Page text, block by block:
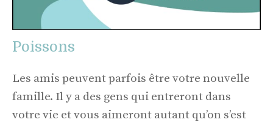
Poissons
Les amis peuvent parfois être votre nouvelle
famille. Il y a des gens qui entreront dans
votre vie et vous aimeront autant qu’on s’est